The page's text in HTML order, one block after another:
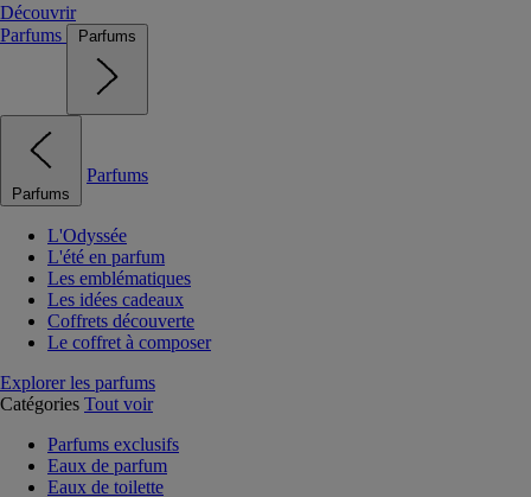
Découvrir
Parfums
Parfums
Parfums
Parfums
L'Odyssée
L'été en parfum
Les emblématiques
Les idées cadeaux
Coffrets découverte
Le coffret à composer
Explorer les parfums
Catégories Tout voir
Parfums exclusifs
Eaux de parfum
Eaux de toilette